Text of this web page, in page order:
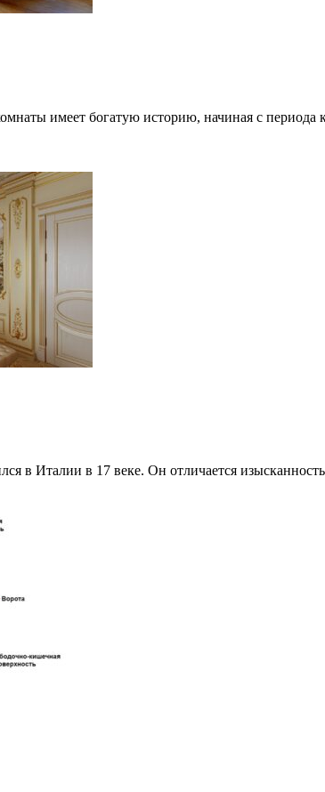
имеет богатую историю, начиная с периода
в Италии в 17 веке. Он отличается